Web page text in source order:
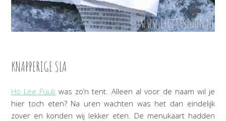
KNAPPERIGE SLA
Ho Lee Fuuk was zo’n tent. Alleen al voor de naam wil je
hier toch eten? Na uren wachten was het dan eindelijk
zover en konden wij lekker eten. De menukaart hadden